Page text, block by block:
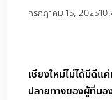
กรกฎาคม 15, 2025
เชียงใหม่ไม่ได้มีดีแ
ปลายทางของผู้ที่มอ